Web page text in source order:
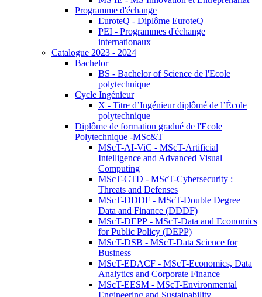
Programme d'échange
EuroteQ - Diplôme EuroteQ
PEI - Programmes d'échange
internationaux
Catalogue 2023 - 2024
Bachelor
BS - Bachelor of Science de l'Ecole
polytechnique
Cycle Ingénieur
X - Titre d’Ingénieur diplômé de l’École
polytechnique
Diplôme de formation gradué de l'Ecole
Polytechnique -MSc&T
MScT-AI-ViC - MScT-Artificial
Intelligence and Advanced Visual
Computing
MScT-CTD - MScT-Cybersecurity :
Threats and Defenses
MScT-DDDF - MScT-Double Degree
Data and Finance (DDDF)
MScT-DEPP - MScT-Data and Economics
for Public Policy (DEPP)
MScT-DSB - MScT-Data Science for
Business
MScT-EDACF - MScT-Economics, Data
Analytics and Corporate Finance
MScT-EESM - MScT-Environmental
Engineering and Sustainability